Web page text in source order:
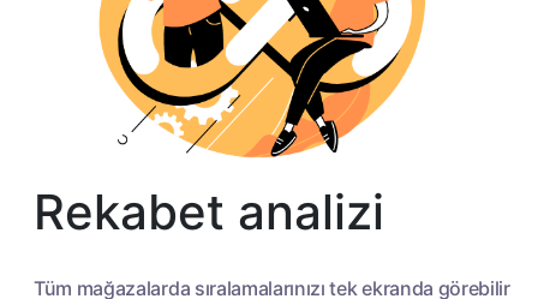
Rekabet analizi
Tüm mağazalarda sıralamalarınızı tek ekranda görebilir